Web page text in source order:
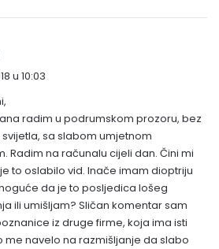
a
i
s
a
o
:
u 10:03
radim u podrumskom prozoru, bez
sa slabom umjetnom
Radim na računalu cijeli dan. Čini mi
to oslabilo vid. Inače imam dioptriju
da je to posljedica lošeg
ili umišljam? Sličan komentar sam
iz druge firme, koja ima isti
me navelo na razmišljanje da slabo